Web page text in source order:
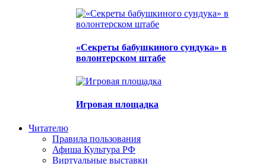
«Секреты бабушкиного сундука» в
волонтерском штабе
Игровая площадка
Читателю
Правила пользования
Афиша Культура РФ
Виртуальные выставки